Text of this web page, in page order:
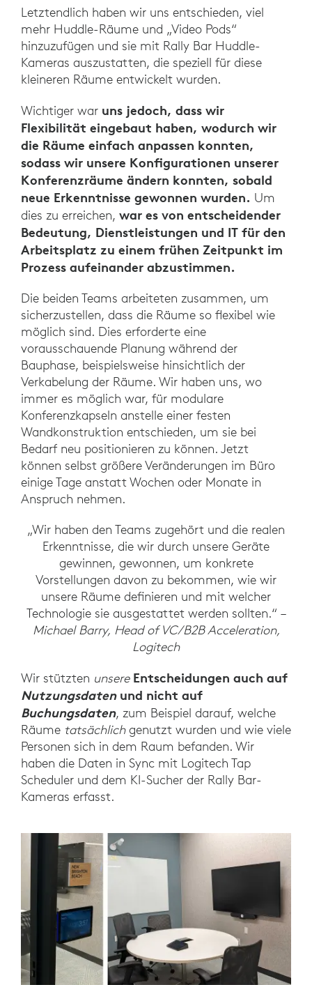
Letztendlich haben wir uns entschieden, viel
mehr Huddle-Räume und „Video Pods“
hinzuzufügen und sie mit Rally Bar Huddle-
Kameras auszustatten, die speziell für diese
kleineren Räume entwickelt wurden.
Wichtiger war uns jedoch, dass wir
Flexibilität eingebaut haben, wodurch wir
die Räume einfach anpassen konnten,
sodass wir unsere Konfigurationen unserer
Konferenzräume ändern konnten, sobald
neue Erkenntnisse gewonnen wurden. Um
dies zu erreichen, war es von entscheidender
Bedeutung, Dienstleistungen und IT für den
Arbeitsplatz zu einem frühen Zeitpunkt im
Prozess aufeinander abzustimmen.
Die beiden Teams arbeiteten zusammen, um
sicherzustellen, dass die Räume so flexibel wie
möglich sind. Dies erforderte eine
vorausschauende Planung während der
Bauphase, beispielsweise hinsichtlich der
Verkabelung der Räume. Wir haben uns, wo
immer es möglich war, für modulare
Konferenzkapseln anstelle einer festen
Wandkonstruktion entschieden, um sie bei
Bedarf neu positionieren zu können. Jetzt
können selbst größere Veränderungen im Büro
einige Tage anstatt Wochen oder Monate in
Anspruch nehmen.
„Wir haben den Teams zugehört und die realen
Erkenntnisse, die wir durch unsere Geräte
gewinnen, gewonnen, um konkrete
Vorstellungen davon zu bekommen, wie wir
unsere Räume definieren und mit welcher
Technologie sie ausgestattet werden sollten.“ –
Michael Barry, Head of VC/B2B Acceleration,
Logitech
Wir stützten unsere Entscheidungen auch auf
Nutzungsdatenund nicht auf
Buchungsdaten, zum Beispiel darauf, welche
Räume tatsächlichgenutzt wurden und wie viele
Personen sich in dem Raum befanden. Wir
haben die Daten in Sync mit Logitech Tap
Scheduler und dem KI-Sucher der Rally Bar-
Kameras erfasst.